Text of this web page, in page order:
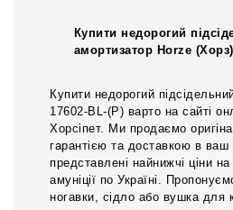
Купити недорогий
амортизатор Horze (Хорз)
Купити недорогий
17602-BL-(P) варто на сайті
Хорсіпет. Ми продаємо
гарантією та доставкою в ваш
представлені найнижчі ціни на
амуніції по Україні.
ногавки, сідло або вушка для